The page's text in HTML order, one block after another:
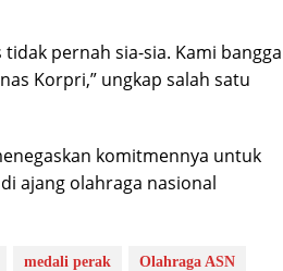
pernah sia-sia. Kami bangga
Korpri,” ungkap salah satu
komitmennya untuk
ajang olahraga nasional
medali perak Olahraga ASN